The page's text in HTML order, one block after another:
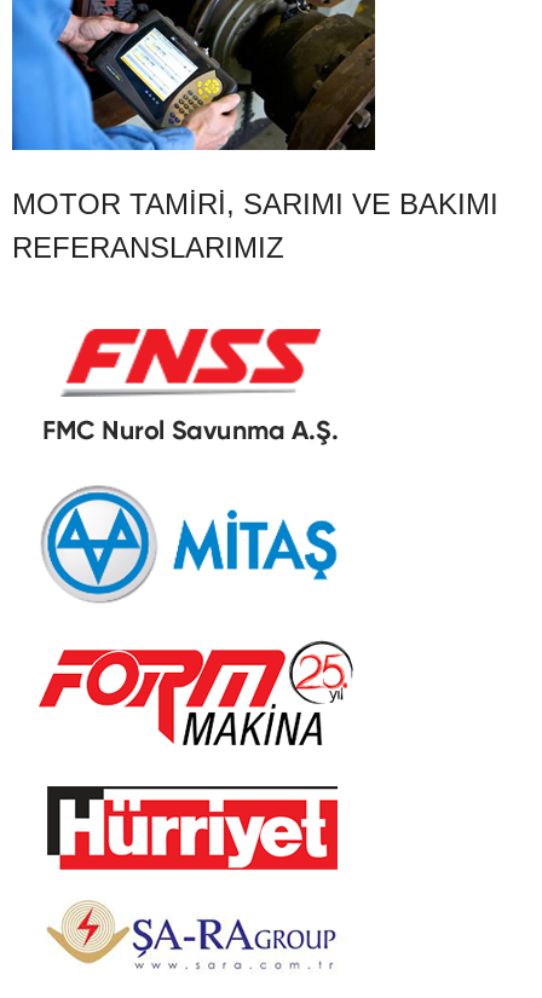
MOTOR TAMIRI, SARIMI VE BAKIMI
REFERANSLARIMIZ